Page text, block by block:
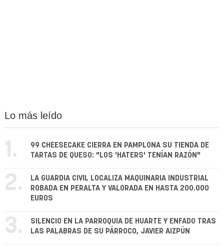
Lo más leído
1.
99 CHEESECAKE CIERRA EN PAMPLONA SU TIENDA DE
TARTAS DE QUESO: "LOS 'HATERS' TENÍAN RAZÓN"
2.
LA GUARDIA CIVIL LOCALIZA MAQUINARIA INDUSTRIAL
ROBADA EN PERALTA Y VALORADA EN HASTA 200.000
EUROS
3.
SILENCIO EN LA PARROQUIA DE HUARTE Y ENFADO TRAS
LAS PALABRAS DE SU PÁRROCO, JAVIER AIZPÚN